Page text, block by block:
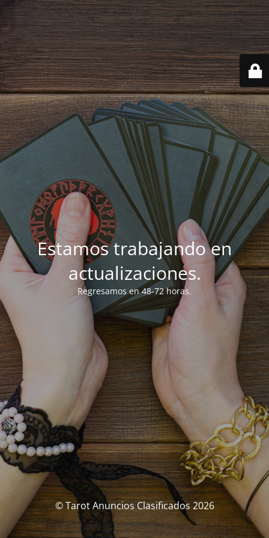
Estamos trabajando en
actualizaciones.
Regresamos en 48-72 horas.
© Tarot Anuncios Clasificados 2026